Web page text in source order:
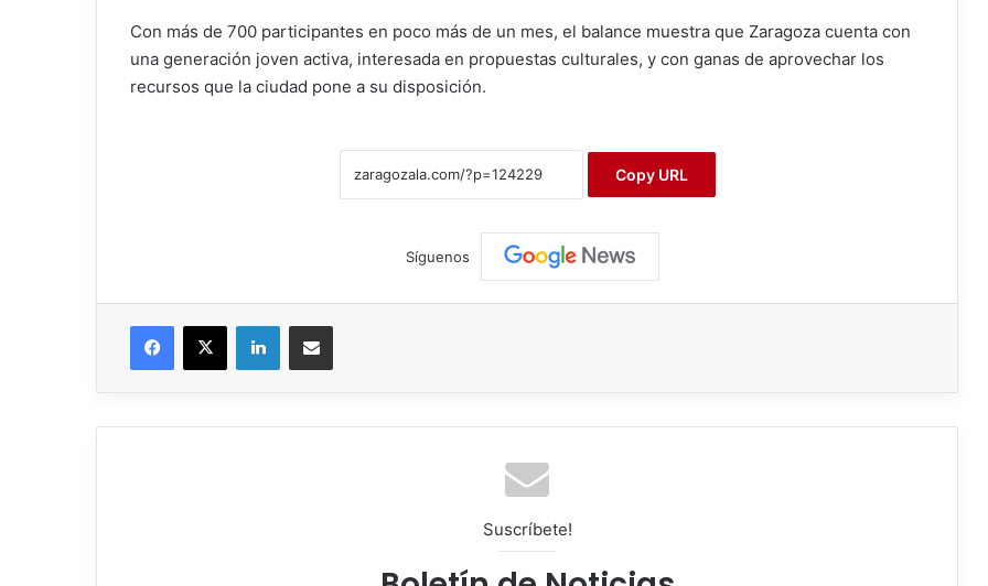
Con más de 700 participantes en poco más de un mes, el balance muestra que Zaragoza cuenta con
una generación joven activa, interesada en propuestas culturales, y con ganas de aprovechar los
recursos que la ciudad pone a su disposición.
Copy URL
Síguenos
Suscríbete!